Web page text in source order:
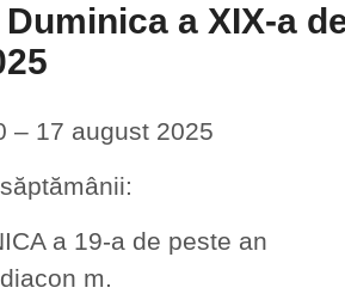
a XIX-a
– 17 august 2025
a 19-a de peste an
m.